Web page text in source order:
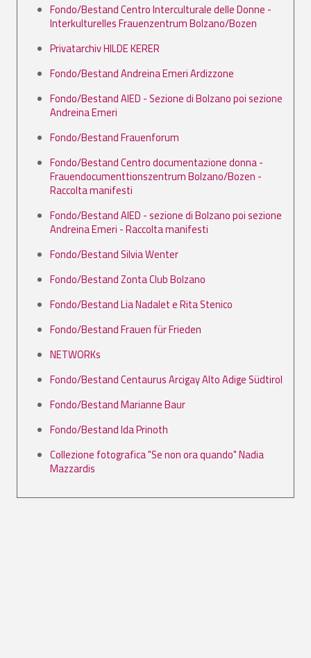
Fondo/Bestand Centro Interculturale delle Donne -
Interkulturelles Frauenzentrum Bolzano/Bozen
Privatarchiv HILDE KERER
Fondo/Bestand Andreina Emeri Ardizzone
Fondo/Bestand AIED - Sezione di Bolzano poi sezione
Andreina Emeri
Fondo/Bestand Frauenforum
Fondo/Bestand Centro documentazione donna -
Frauendocumenttionszentrum Bolzano/Bozen -
Raccolta manifesti
Fondo/Bestand AIED - sezione di Bolzano poi sezione
Andreina Emeri - Raccolta manifesti
Fondo/Bestand Silvia Wenter
Fondo/Bestand Zonta Club Bolzano
Fondo/Bestand Lia Nadalet e Rita Stenico
Fondo/Bestand Frauen für Frieden
NETWORKs
Fondo/Bestand Centaurus Arcigay Alto Adige Südtirol
Fondo/Bestand Marianne Baur
Fondo/Bestand Ida Prinoth
Collezione fotografica "Se non ora quando" Nadia
Mazzardis